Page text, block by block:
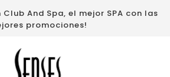
Club And Spa, el mejor SPA con las
promociones!